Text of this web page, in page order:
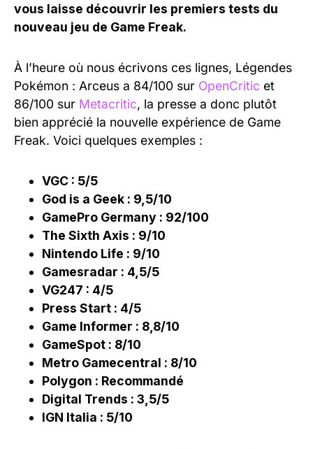
vous laisse découvrir les premiers tests du
nouveau jeu de Game Freak.
À l’heure où nous écrivons ces lignes, Légendes
Pokémon : Arceus a 84/100 sur OpenCritic et
86/100 sur Metacritic, la presse a donc plutôt
bien apprécié la nouvelle expérience de Game
Freak. Voici quelques exemples :
VGC : 5/5
God is a Geek : 9,5/10
GamePro Germany : 92/100
The Sixth Axis : 9/10
Nintendo Life : 9/10
Gamesradar : 4,5/5
VG247 : 4/5
Press Start : 4/5
Game Informer : 8,8/10
GameSpot : 8/10
Metro Gamecentral : 8/10
Polygon : Recommandé
Digital Trends : 3,5/5
IGN Italia : 5/10